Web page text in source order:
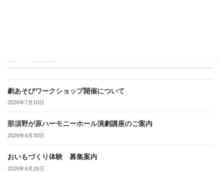
劇あそびワークショップ開催について
2026年7月10日
那須野が原ハーモニーホール演劇講座のご案内
2026年4月30日
おいもづくり体験 募集案内
2026年4月26日